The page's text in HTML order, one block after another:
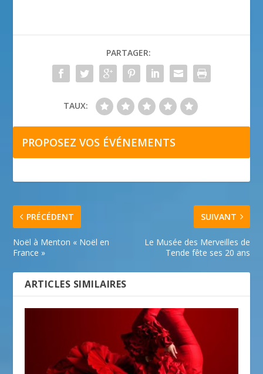
PARTAGER:
TAUX:
PROPOSEZ VOS ÉVÉNEMENTS
PRÉCÉDENT
Noël à Menton « Noël en
France »
SUIVANT
Le Musée des Merveilles de
Tende fête ses 20 ans
ARTICLES SIMILAIRES